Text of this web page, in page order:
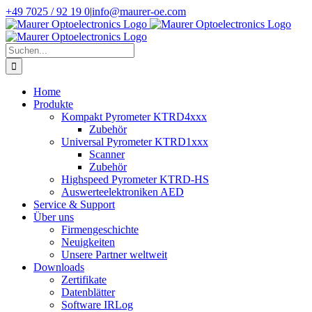
Zum
Inhalt
springen
+49 7025 / 92 19 0|info@maurer-oe.com
Suche
nach:
Home
Produkte
Kompakt Pyrometer KTRD4xxx
Zubehör
Universal Pyrometer KTRD1xxx
Scanner
Zubehör
Highspeed Pyrometer KTRD-HS
Auswerteelektroniken AED
Service & Support
Über uns
Firmengeschichte
Neuigkeiten
Unsere Partner weltweit
Downloads
Zertifikate
Datenblätter
Software IRLog